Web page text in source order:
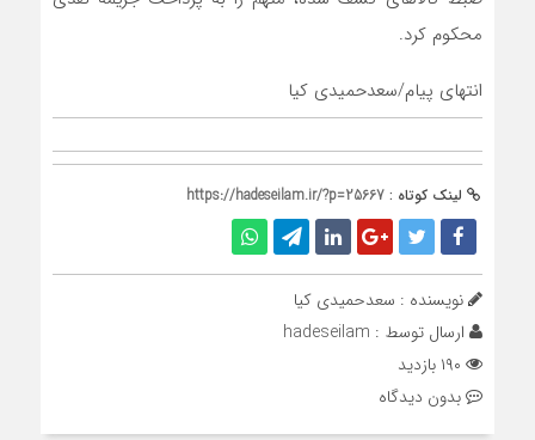
محکوم کرد.
انتهای پیام/سعدحمیدی کیا
لینک کوتاه : https://hadeseilam.ir/?p=25667
نویسنده : سعدحمیدی کیا
ارسال توسط : hadeseilam
بدون دیدگاه